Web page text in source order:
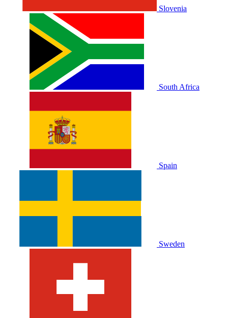
Slovenia
South Africa
Spain
Sweden